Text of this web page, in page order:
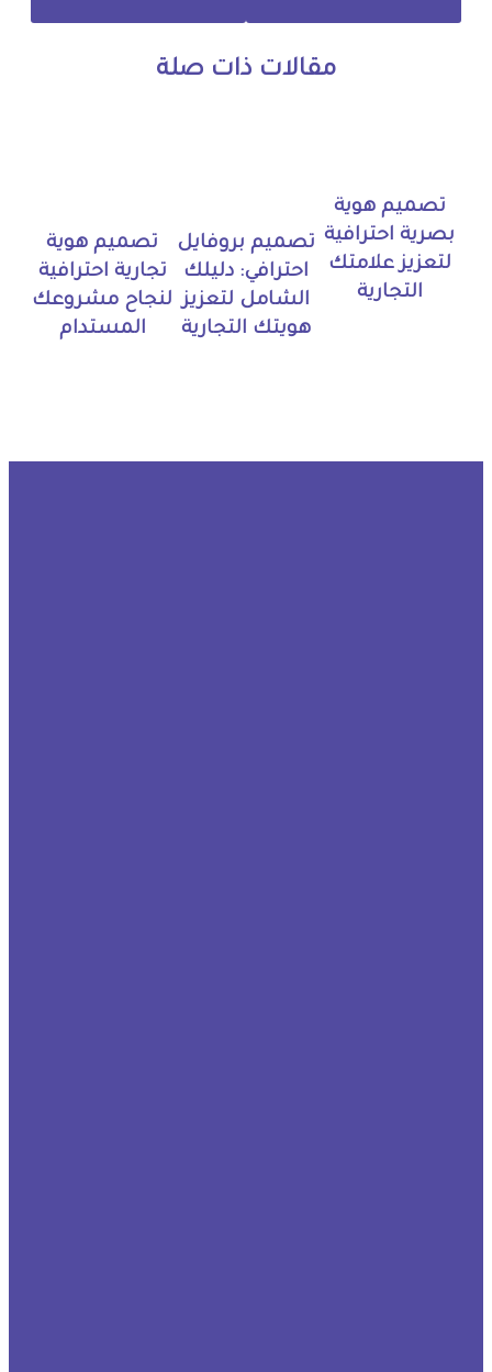
مقالات ذات صلة
تصميم هوية
بصرية احترافية
لتعزيز علامتك
التجارية
تصميم بروفايل
احترافي: دليلك
الشامل لتعزيز
هويتك التجارية
تصميم هوية
تجارية احترافية
لنجاح مشروعك
المستدام